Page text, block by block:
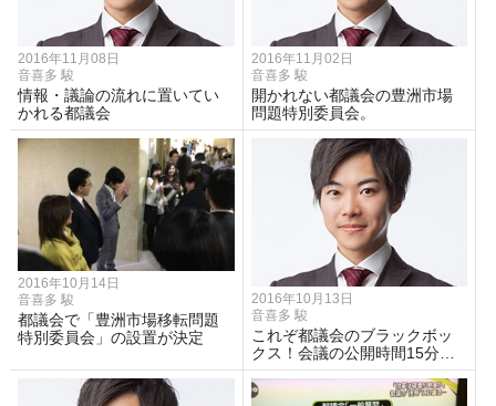
2016年11月08日
音喜多 駿
情報・議論の流れに置いてい
かれる都議会
2016年11月02日
音喜多 駿
開かれない都議会の豊洲市場
問題特別委員会。
2016年10月14日
音喜多 駿
都議会で「豊洲市場移転問題
特別委員会」の設置が決定
2016年10月13日
音喜多 駿
これぞ都議会のブラックボッ
クス！会議の公開時間15分…